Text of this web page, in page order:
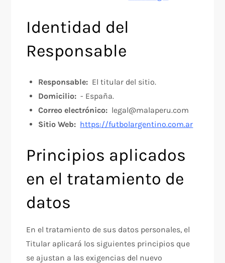
Identidad del
Responsable
Responsable: El titular del sitio.
Domicilio: - España.
Correo electrónico: legal@malaperu.com
Sitio Web: https://futbolargentino.com.ar
Principios aplicados
en el tratamiento de
datos
En el tratamiento de sus datos personales, el
Titular aplicará los siguientes principios que
se ajustan a las exigencias del nuevo